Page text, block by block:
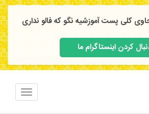
کلی پست آموزشیه نگو که فالو نداری
کردن اینستاگرام ما
Toggle